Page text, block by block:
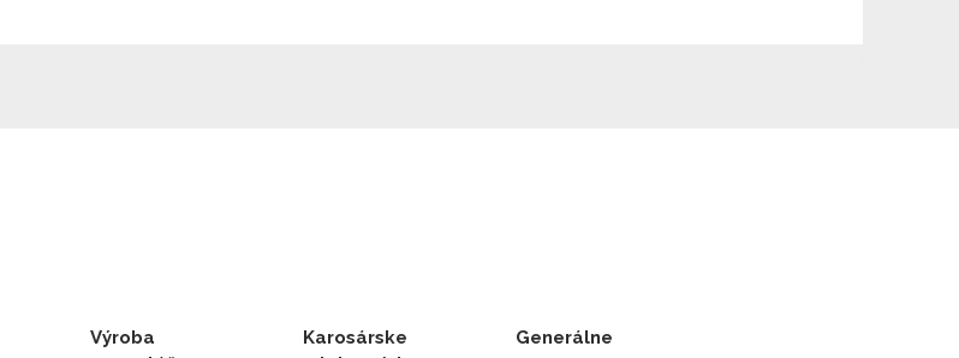
Výroba
Karosárske
Generálne